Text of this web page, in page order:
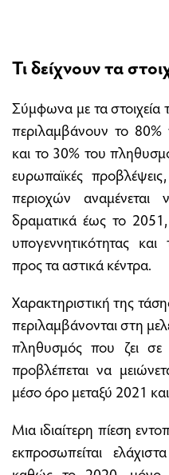
Τι δείχνουν τα
Σύμφωνα με τα στοιχεία
περιλαμβάνουν το 80%
και το 30% του
ευρωπαϊκές
περιοχών αναμένεται
δραματικά έως το 2051,
υπογεννητικότητας
προς τα αστικά κέντρα.
Χαρακτηριστική της
περιλαμβάνονται στη
πληθυσμός που ζει σε
προβλέπεται να
μέσο όρο μεταξύ 2021
Μια ιδιαίτερη πίεση
εκπροσωπείται